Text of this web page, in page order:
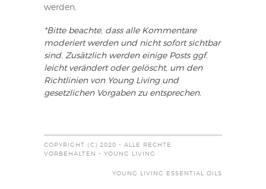
werden
*Bitte beachte, dass alle Kommentare
moderiert werden und nicht sofort sichtbar
sind. Zusätzlich werden einige Posts ggf.
leicht verändert oder gelöscht, um den
Richtlinien von Young Living und
gesetzlichen Vorgaben zu entsprechen.
COPYRIGHT (C) 2020 - ALLE RECHTE
VORBEHALTEN - YOUNG LIVING
YOUNG LIVING ESSENTIAL OILS